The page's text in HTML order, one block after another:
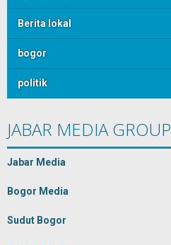
Berita lokal
bogor
politik
JABAR MEDIA GROUP
Jabar Media
Bogor Media
Sudut Bogor